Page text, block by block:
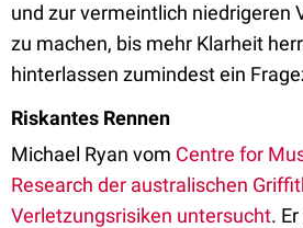
und zur vermeintlich niedrigeren
zu machen, bis mehr Klarheit
hinterlassen zumindest ein
Riskantes Rennen
Michael Ryan vom Centre for
Research der australischen
Verletzungsrisiken untersucht.